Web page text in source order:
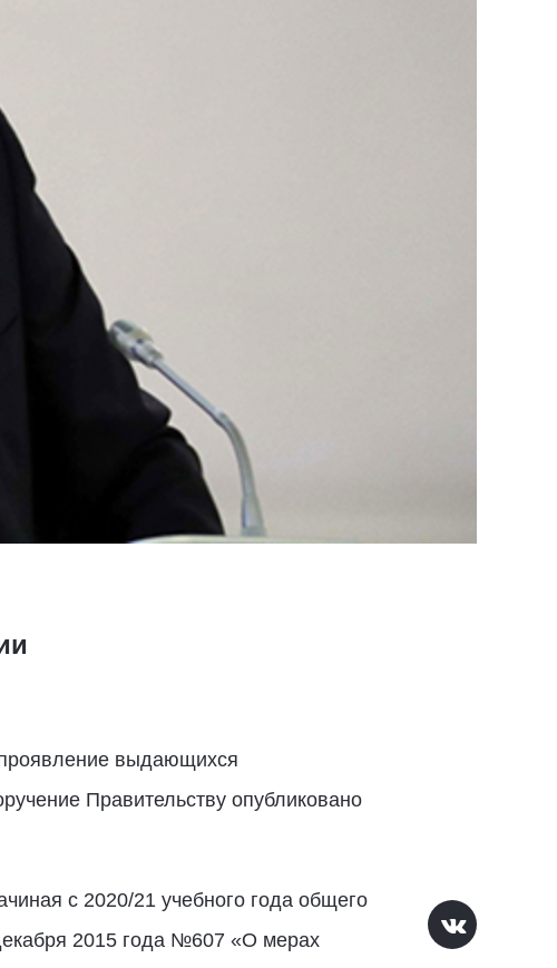
проявление выдающихся
Правительству опубликовано
с 2020/21 учебного года общего
2015 года №607 «О мерах